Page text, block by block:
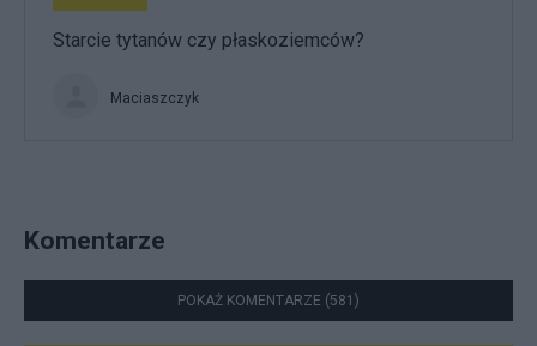
Starcie tytanów czy płaskoziemców?
Maciaszczyk
Komentarze
POKAŻ KOMENTARZE (581)